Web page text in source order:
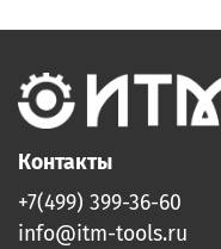
Контакты
+7(499) 399-36-60
info@itm-tools.ru